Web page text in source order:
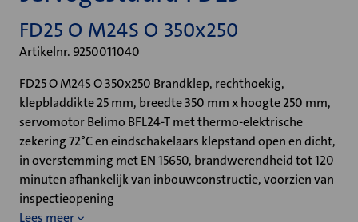
FD25 O M24S O 350x250
Artikelnr. 9250011040
FD25 O M24S O 350x250 Brandklep, rechthoekig,
klepbladdikte 25 mm, breedte 350 mm x hoogte 250 mm,
servomotor Belimo BFL24-T met thermo-elektrische
zekering 72°C en eindschakelaars klepstand open en dicht,
in overstemming met EN 15650, brandwerendheid tot 120
minuten afhankelijk van inbouwconstructie, voorzien van
inspectieopening
Lees meer